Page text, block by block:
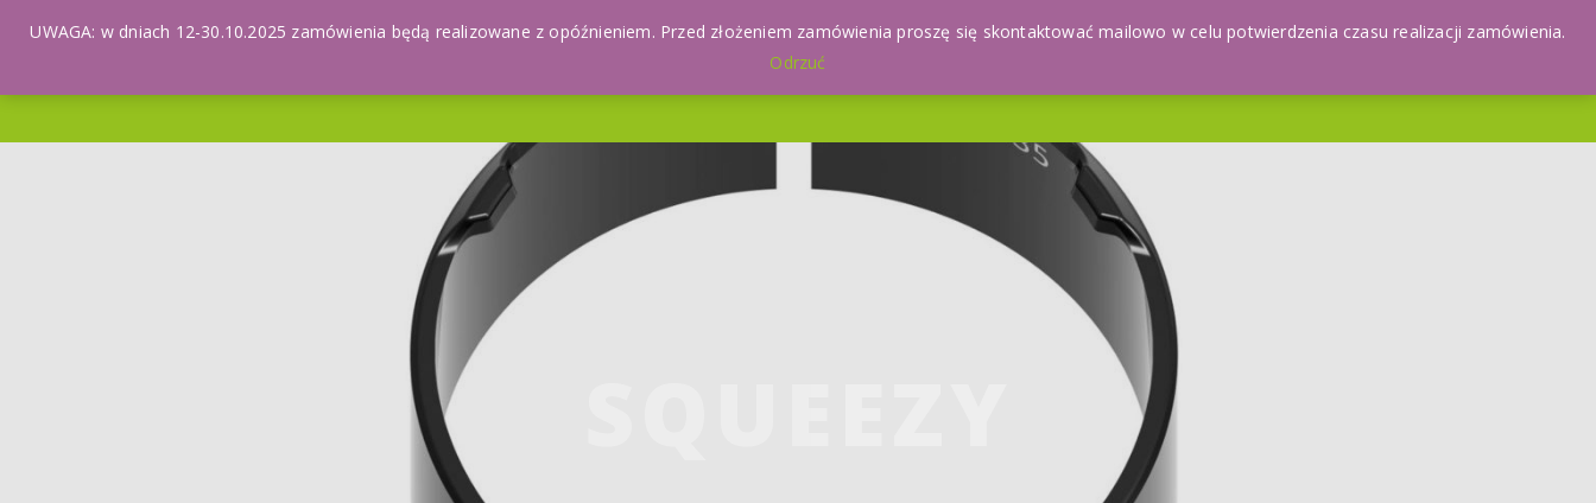
REGULAMIN
UWAGA: w dniach 12-30.10.2025 zamówienia będą realizowane z opóźnieniem. Przed złożeniem zamówienia proszę się skontaktować mailowo w celu potwierdzenia czasu realizacji zamówienia.
Odrzuć